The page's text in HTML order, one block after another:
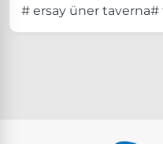
# ersay üner taverna#